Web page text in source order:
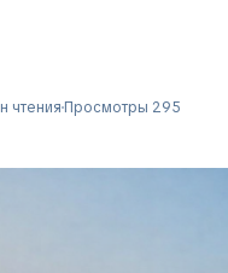
чтения Просмотры 295